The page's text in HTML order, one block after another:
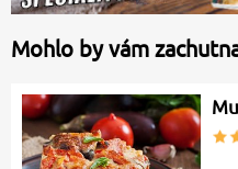
Mohlo by vám